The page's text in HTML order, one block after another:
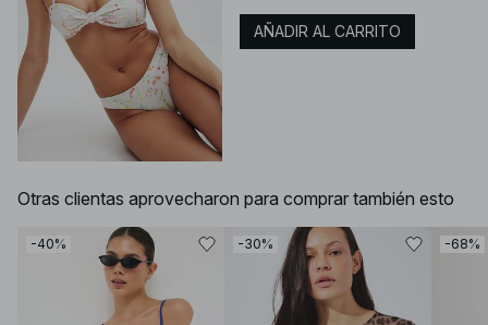
AÑADIR AL CARRITO
Otras clientas aprovecharon para comprar también esto
-40% -30% -68%